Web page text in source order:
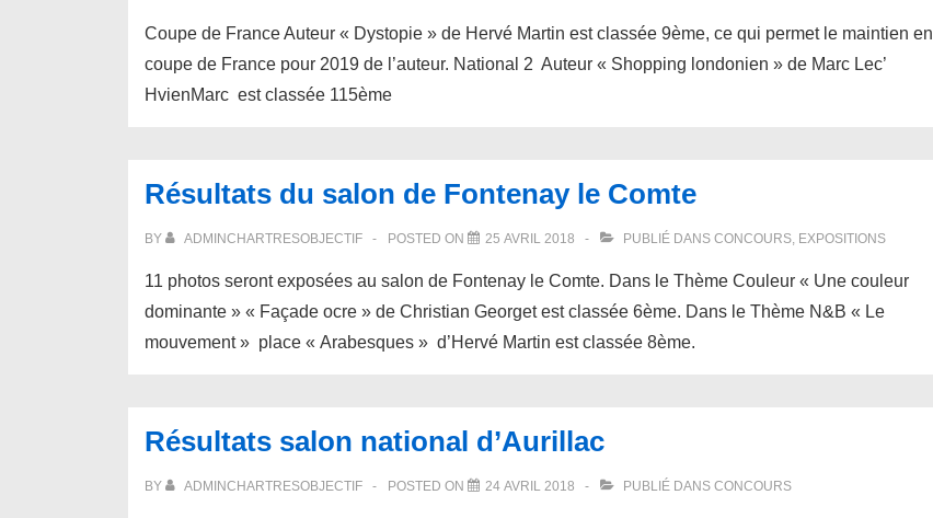
Coupe de France Auteur « Dystopie » de Hervé Martin est classée 9ème, ce qui permet le maintien en
coupe de France pour 2019 de l’auteur. National 2 Auteur « Shopping londonien » de Marc Lec’
HvienMarc est classée 115ème
Résultats du salon de Fontenay le Comte
BY ADMINCHARTRESOBJECTIF POSTED ON 25 AVRIL 2018 PUBLIÉ DANS CONCOURS, EXPOSITIONS
11 photos seront exposées au salon de Fontenay le Comte. Dans le Thème Couleur « Une couleur
dominante » « Façade ocre » de Christian Georget est classée 6ème. Dans le Thème N&B « Le
mouvement » place « Arabesques » d’Hervé Martin est classée 8ème.
Résultats salon national d’Aurillac
BY ADMINCHARTRESOBJECTIF POSTED ON 24 AVRIL 2018 PUBLIÉ DANS CONCOURS